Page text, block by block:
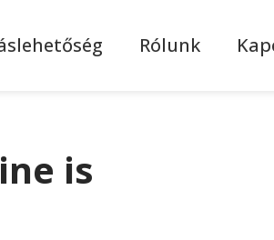
Rólunk
is